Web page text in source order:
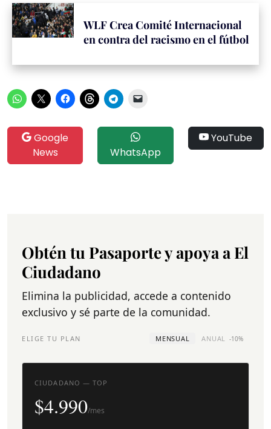
WLF Crea Comité Internacional
en contra del racismo en el fútbol
Google
News
WhatsApp
YouTube
Obtén tu Pasaporte y apoya a El
Ciudadano
Elimina la publicidad, accede a contenido
exclusivo y sé parte de la comunidad.
ELIGE TU PLAN MENSUAL ANUAL -10%
CIUDADANO — TOP
$4.990/mes